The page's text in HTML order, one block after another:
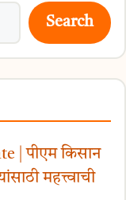
Search
| पीएम किसान
महत्त्वाची